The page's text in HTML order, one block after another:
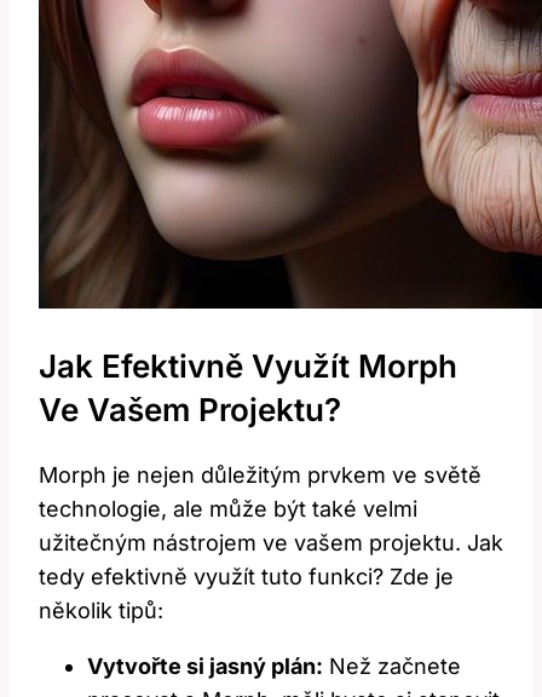
Jak Efektivně Využít Morph
Ve Vašem Projektu?
Morph je nejen důležitým prvkem ve světě
technologie, ale může být také velmi
užitečným nástrojem ve vašem projektu. Jak
tedy efektivně využít tuto funkci? Zde je
několik tipů:
Vytvořte si jasný plán: Než začnete